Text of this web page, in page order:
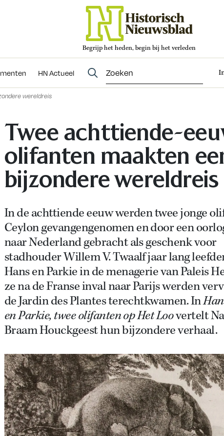
Begrijp het heden, begin bij het verleden
HN Actueel
Evenementen
wereldreis
Twee achttiende-
olifanten maakten
bijzondere wereldreis
In de achttiende eeuw werden twee jonge
Ceylon gevangengenomen en door een
naar Nederland gebracht als geschenk voor
stadhouder Willem V. Twaalf jaar lang
Hans en Parkie in de menagerie van Paleis
ze na de Franse inval naar Parijs werden
de Jardin des Plantes terechtkwamen. In
en Parkie, twee olifanten op Het Loovertelt
Braam Houckgeest hun bijzondere verhaal.